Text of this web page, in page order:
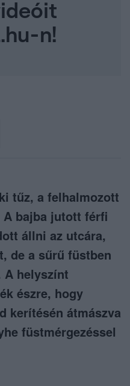
n!
tűz, a felhalmozott
bajba jutott férfi
állni az utcára,
de a sűrű füstben
helyszínt
észre, hogy
kerítésén átmászva
füstmérgezéssel